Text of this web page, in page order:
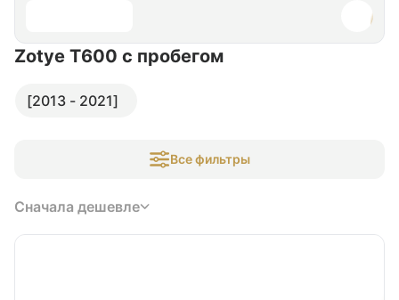
Zotye T600 с пробегом
[2013 - 2021]
Все фильтры
Сначала дешевле